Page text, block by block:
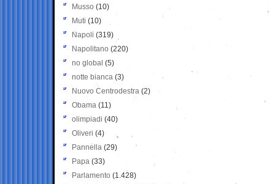
Musso (10)
Muti (10)
Napoli (319)
Napolitano (220)
no global (5)
notte bianca (3)
Nuovo Centrodestra (2)
Obama (11)
olimpiadi (40)
Oliveri (4)
Pannella (29)
Papa (33)
Parlamento (1.428)